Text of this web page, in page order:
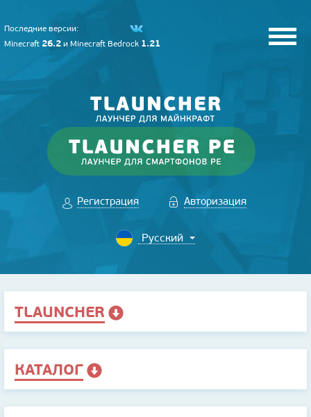
Последние версии:
Minecraft 26.2 и Minecraft Bedrock 1.21
Регистрация Авторизация
TLAUNCHER
КАТАЛОГ